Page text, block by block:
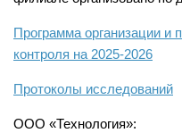
Программа организации и
контроля на 2025-2026
Протоколы исследований
ООО «Технология»: